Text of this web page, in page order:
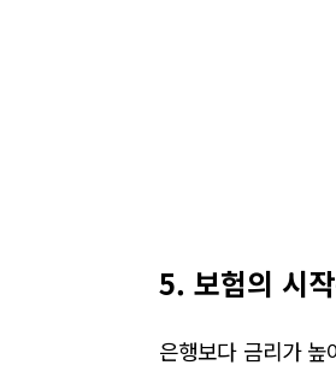
5. 보험의 시
은행보다 금리가